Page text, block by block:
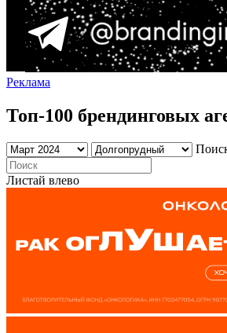
Реклама
Топ-100 брендинговых
Листай влево